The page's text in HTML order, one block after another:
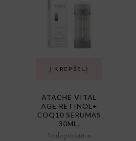
Į KREPŠELĮ
ATACHE VITAL
AGE RETINOL+
COQ10 SERUMAS
30ML.
Veido priežiūros